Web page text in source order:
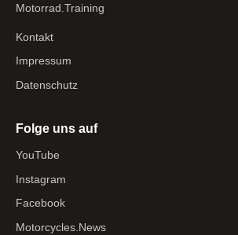
Motorrad.Training
Kontakt
Impressum
Datenschutz
Folge uns auf
YouTube
Instagram
Facebook
Motorcycles.News